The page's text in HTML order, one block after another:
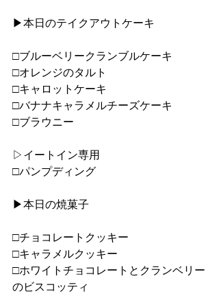
▶︎本日のテイクアウトケーキ
□ブルーベリークランブルケーキ
□オレンジのタルト
□キャロットケーキ
□バナナキャラメルチーズケーキ
□ブラウニー
▷イートイン専用
□パンプディング
▶︎本日の焼菓子
□チョコレートクッキー
□キャラメルクッキー
□ホワイトチョコレートとクランベリー
のビスコッティ